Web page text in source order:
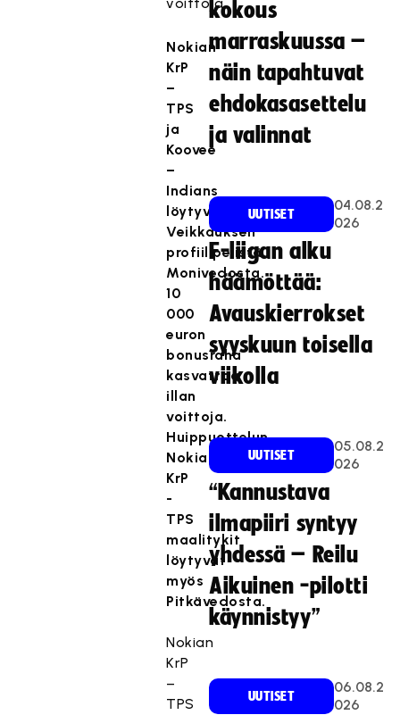
Nokian
KrP
–
TPS
ja
Koovee
–
Indians
löytyvät
Veikkauksen
profiilipelistä,
Monivedosta.
10
000
euron
bonusraha
kasvattaa
illan
voittoja.
Huippuottelun
Nokian
KrP
-
TPS
maalitykit
löytyvät
myös
Pitkävedosta.
Nokian
KrP
–
TPS
kokous
marraskuussa –
näin tapahtuvat
ehdokasasettelu
ja valinnat
UUTISET
04.08.2
026
F-liigan alku
häämöttää:
Avauskierrokset
syyskuun toisella
viikolla
UUTISET
05.08.2
026
“Kannustava
ilmapiiri syntyy
yhdessä – Reilu
Aikuinen -pilotti
käynnistyy”
UUTISET
06.08.2
026